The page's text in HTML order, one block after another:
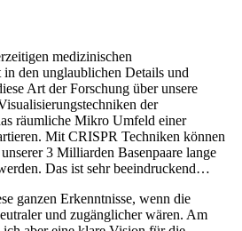
medizinischen
in den unglaublichen Details und
Art der Forschung über unsere
der
räumliche Mikro Umfeld einer
Mit CRISPR Techniken können
3 Milliarden Basenpaare lange
Das ist sehr beeindruckend…
ganzen Erkenntnisse, wenn die
und zugänglicher wären. Am